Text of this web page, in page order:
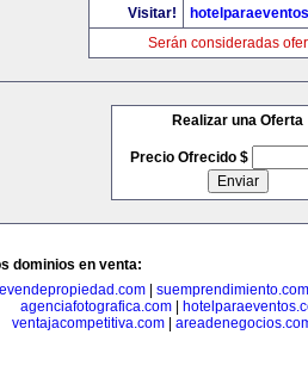
Visitar!
Serán consideradas
Realizar una Oferta
Precio Ofrecido $
dominios en venta:
| suemprendimiento.com
agenciafotografica.com|
ventajacompetitiva.com